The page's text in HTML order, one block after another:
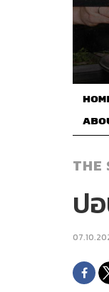
THE
ป